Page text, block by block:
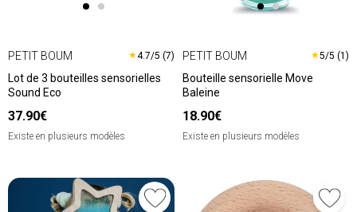
PETIT BOUM ★4.7/5 (7)
Lot de 3 bouteilles sensorielles
Sound Eco
37.90€
Existe en plusieurs modèles
PETIT BOUM ★5/5 (1)
Bouteille sensorielle Move
Baleine
18.90€
Existe en plusieurs modèles